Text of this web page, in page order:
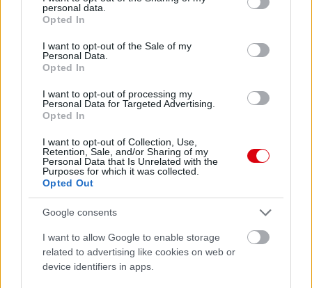
grant or deny consent to Google and its third-party tags to
use your data for below specified purposes in below Google
consent section.
personal data.
Opted In
I want to opt-out of the Sale of my
Personal Data.
Opted In
I want to opt-out of processing my
Personal Data for Targeted Advertising.
Opted In
I want to opt-out of Collection, Use,
Retention, Sale, and/or Sharing of my
Personal Data that Is Unrelated with the
Purposes for which it was collected.
Opted Out
Google consents
I want to allow Google to enable storage
related to advertising like cookies on web or
device identifiers in apps.